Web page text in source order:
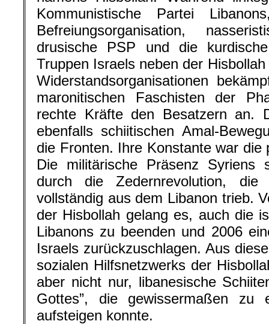
Kommunistische Partei
Befreiungsorganisation,
drusische PSP und die
Truppen Israels neben der
Widerstandsorganisationen
maronitischen Faschisten der
rechte Kräfte den Besatzern an.
ebenfalls schiitischen Amal-
die Fronten. Ihre Konstante war die
Die militärische Präsenz Syriens
durch die Zedernrevolution, die
vollständig aus dem Libanon trieb.
der Hisbollah gelang es, auch die
Libanons zu beenden und 2006
Israels zurückzuschlagen. Aus
sozialen Hilfsnetzwerks der
aber nicht nur, libanesische
Gottes”, die gewissermaßen zu
aufsteigen konnte.